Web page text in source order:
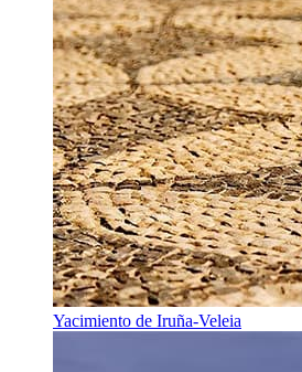
Yacimiento de Iruña-Veleia